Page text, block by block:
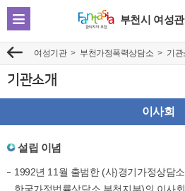
부천시 여성
전
체
뉴
이
여성기관 부천가정폭력상담소 기관
기관소개
이사회
설립 이념
1992년 11월 출범한 (사)경기가정상담